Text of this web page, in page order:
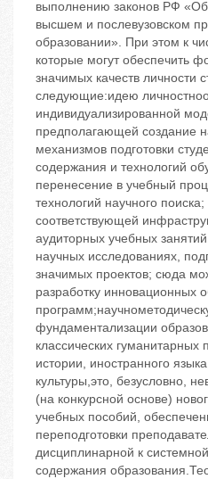
выполнению законов РФ
высшем и послевузовском
образовании». При этом к
которые могут обеспечить
значимых качеств личности
следующие:идею
индивидуализированной
предполагающей создание
механизмов подготовки
содержания и технологий
перенесение в учебный
технологий научного
соответствующей
аудиторных учебных
научных исследованиях,
значимых проектов; сюда
разработку инновационных
фундаментализации
классических
истории, иностранного
культуры,это, безусловно,
(на конкурсной основе)
учебных пособий,
переподготовки
дисциплинарной к
содержания